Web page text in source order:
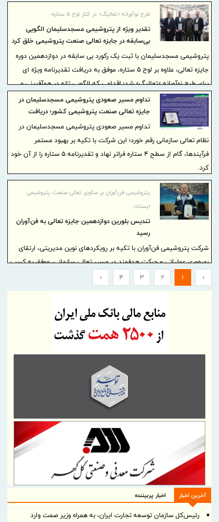
طرح نوآورانه «تعالیگ» در کنار لوح ۵ ستاره؛
تقدیر ویژه از پتروشیمی مسجدسلیمان الگویی
بی‌سابقه در جایزه تعالی صنعت پتروشیمی خلق کرد
پتروشیمی مسجدسلیمان با ثبت یک رکورد بی سابقه در دوازدهمین دوره
جایزه تعالی، علاوه بر لوح ۵ ستاره، موفق به دریافت تقدیرنامه ویژه ای
برای طرح نوآورانه «تعالیگ» شد؛ اقدامی که الگویی تازه در همآفرینی و
اشاعه فرهنگ سرآمدی در صنعت پتروشیمی کشور ترسیم کرد.
تداوم مسیر صعودی پتروشیمی مسجدسلیمان در
جایزه تعالی صنعت پتروشیمی کشور؛ دریافت
تقدیرنامه 5 ستاره
تداوم مسیر صعودی پتروشیمی مسجدسلیمان در
نظام تعالی سازمانی رقم خورد؛ این شرکت با تکیه بر بهبود مستمر
فرآیندها، گام از سطح ۴ ستاره فراتر نهاد و تقدیرنامه ۵ ستاره را از آن خود
کرد.
پتروشیمی فن‌آوران بر سکوی تعالی صنعت پتروشیمی
ایستاد؛
تندیس بلورین دوازدهمین جایزه تعالی به فن‌آوران
رسید
شرکت پتروشیمی فن‌آوران با تکیه بر رویکردهای نوین مدیریتی، ارتقای
بهره‌وری عملیاتی و حرکت هدفمند در مسیر تعالی سازمانی، موفق به کسب
تندیس بلورین دوازدهمین دوره جایزه تعالی صنعت پتروشیمی شد.‹
1
2
3
4
›
آخرین اخبار اخبار پربیننده
رئیس‌کل سازمان توسعه تجارت ایران، به همراه وزیر صمت وارد